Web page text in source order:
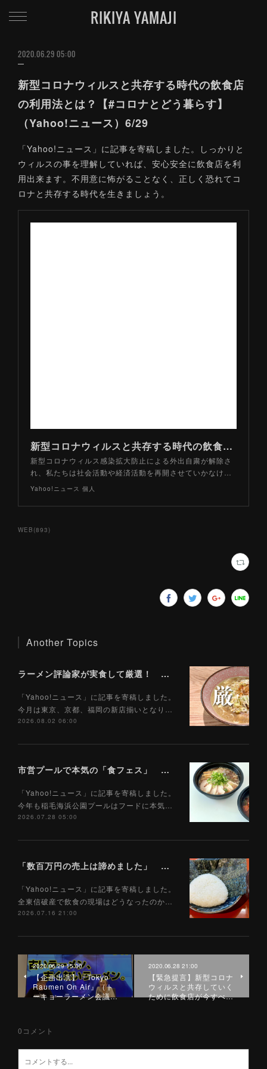
RIKIYA YAMAJI
2020.06.29 05:00
新型コロナウィルスと共存する時代の飲食店
の利用法とは？【#コロナとどう暮らす】
（Yahoo!ニュース）6/29
「Yahoo!ニュース」に記事を寄稿しました。しっかりと
ウィルスの事を理解していれば、安心安全に飲食店を利
用出来ます。不用意に怖がることなく、正しく恐れてコ
ロナと共存する時代を生きましょう。
新型コロナウィルスと共存する時代の飲食店の利用法とは？【#コロナとどう暮らす】（山路力也） - Yahoo!ニュース
新型コロナウィルス感染拡大防止による外出自粛が解除さ
れ、私たちは社会活動や経済活動を再開させていかなけ…
Yahoo!ニュース 個人
WEB (893)
Another Topics
ラーメン評論家が実食して厳選！ 「いま絶対に食べるべきラーメン」ベスト５！【2026年８月】（ Yahoo!ニュース）8/2
「Yahoo!ニュース」に記事を寄稿しました。
今月は東京、京都、福岡の新店揃いとなり…
2026.08.02 06:00
市営プールで本気の「食フェス」 プールサイドで味わえる「ご当地麺」の実力は？（Yahoo!ニュース）7/28
「Yahoo!ニュース」に記事を寄稿しました。
今年も稲毛海浜公園プールはフードに本気…
2026.07.28 05:00
「数百万円の売上は諦めました」 全東信破産で飲食店はどうなったのか？ 被害を受けた飲食店店主に聞いた（Yahoo!ニュース）7/17
「Yahoo!ニュース」に記事を寄稿しました。
全東信破産で飲食の現場はどうなったのか…
2026.07.16 21:00
2020.06.29 15:00
【企画出演】『Tokyo
Raumen On Air』（ト
ーキョーラーメン会議…
2020.06.28 21:00
【緊急提言】新型コロナ
ウィルスと共存していく
ために飲食店が今すべ…
0 コメント